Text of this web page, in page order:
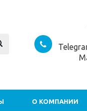
О КОМПАНИИ